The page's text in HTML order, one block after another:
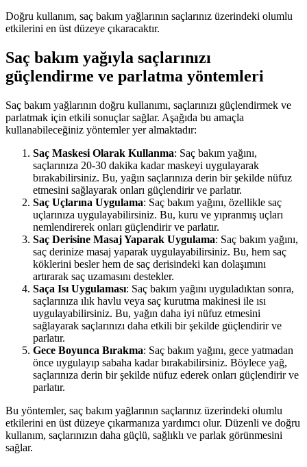
Doğru kullanım, saç bakım yağlarının saçlarınız üzerindeki olumlu
etkilerini en üst düzeye çıkaracaktır.
Saç bakım yağıyla saçlarınızı
güçlendirme ve parlatma yöntemleri
Saç bakım yağlarının doğru kullanımı, saçlarınızı güçlendirmek ve
parlatmak için etkili sonuçlar sağlar. Aşağıda bu amaçla
kullanabileceğiniz yöntemler yer almaktadır:
Saç Maskesi Olarak Kullanma: Saç bakım yağını,
saçlarınıza 20-30 dakika kadar maskeyi uygulayarak
bırakabilirsiniz. Bu, yağın saçlarınıza derin bir şekilde nüfuz
etmesini sağlayarak onları güçlendirir ve parlatır.
Saç Uçlarına Uygulama: Saç bakım yağını, özellikle saç
uçlarınıza uygulayabilirsiniz. Bu, kuru ve yıpranmış uçları
nemlendirerek onları güçlendirir ve parlatır.
Saç Derisine Masaj Yaparak Uygulama: Saç bakım yağını,
saç derinize masaj yaparak uygulayabilirsiniz. Bu, hem saç
köklerini besler hem de saç derisindeki kan dolaşımını
artırarak saç uzamasını destekler.
Saça Isı Uygulaması: Saç bakım yağını uyguladıktan sonra,
saçlarınıza ılık havlu veya saç kurutma makinesi ile ısı
uygulayabilirsiniz. Bu, yağın daha iyi nüfuz etmesini
sağlayarak saçlarınızı daha etkili bir şekilde güçlendirir ve
parlatır.
Gece Boyunca Bırakma: Saç bakım yağını, gece yatmadan
önce uygulayıp sabaha kadar bırakabilirsiniz. Böylece yağ,
saçlarınıza derin bir şekilde nüfuz ederek onları güçlendirir ve
parlatır.
Bu yöntemler, saç bakım yağlarının saçlarınız üzerindeki olumlu
etkilerini en üst düzeye çıkarmanıza yardımcı olur. Düzenli ve doğru
kullanım, saçlarınızın daha güçlü, sağlıklı ve parlak görünmesini
sağlar.